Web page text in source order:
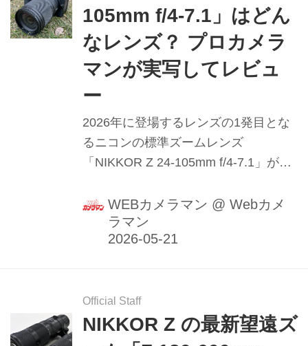
105mm f/4-7.1」はどん
なレンズ？ プロカメラ
マンが実写してレビュ
ー
2026年に登場するレンズの1発目とな
るニコンの標準ズームレンズ
「NIKKOR Z 24-105mm f/4-7.1」が1
足早く海外発表され、少し遅れて1月
15日に国内でも正式発表となった本レ
ンズをプロカメラマン豊田慶記氏が徹
WEBカメラマン @ Webカメ
ラマン
Official Staff
NIKKOR Z の最新望遠ズ